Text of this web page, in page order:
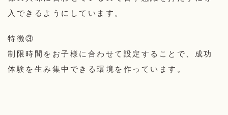
入できるようにしています。
特徴③
制限時間をお子様に合わせて設定することで、成功
体験を生み集中できる環境を作っています。